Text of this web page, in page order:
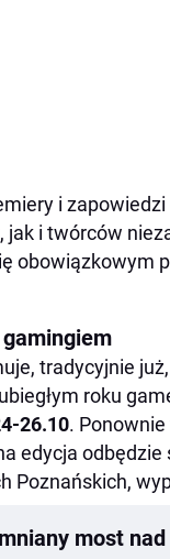
i
i twórców
obowiązkowym
tradycyjnie już,
roku
26.10.
edycja odbędzie
Poznańskich,
most